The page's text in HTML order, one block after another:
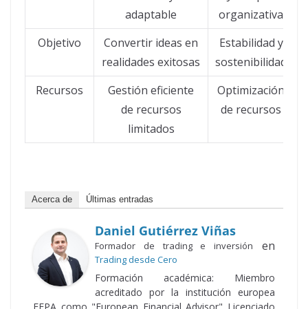
adaptable
organizativa
Objetivo
Convertir ideas en
realidades exitosas
Estabilidad y
sostenibilidad
Recursos
Gestión eficiente
de recursos
limitados
Optimización
de recursos
Acerca de Últimas entradas
Daniel Gutiérrez Viñas
Formador de trading e inversión en
Trading desde Cero
Formación académica: Miembro
acreditado por la institución europea